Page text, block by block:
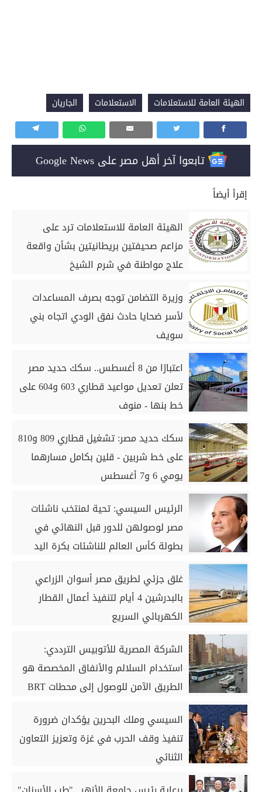
الهيئة العامة للاستعلامات الاستعلامات الجاريان
تابعوا آخر أهل مصر على Google News
إقرأ أيضاً
الهيئة العامة للاستعلامات ترد على
مزاعم صحيفتين بريطانيتين بشأن واقعة
علاج مواطنة في شرم الشيخ
وزيرة التضامن توجه بصرف المساعدات
لأسر ضحايا حادث نفق الودي اتجاه بني
سويف
اعتبارًا من 8 أغسطس.. سكك حديد مصر
تعلن تعديل مواعيد قطاري 603 و604 على
خط بنها - منوف
سكك حديد مصر: تشغيل قطاري 809 و810
على خط شربين - قلين بكامل مسارهما
يومي 6 و7 أغسطس
الرئيس السيسي: تحية لمنتخب ناشئات
مصر لوصولهن للدور قبل النهائي في
بطولة كأس العالم للناشئات بكرة اليد
غلق جزئي لطريق مصر أسوان الزراعي
بالبدرشين 4 أيام لتنفيذ أعمال القطار
الكهربائي السريع
الشركة المصرية للأتوبيس الترددي:
استخدام السلالم والأنفاق المخصصة هو
الطريق الآمن للوصول إلى محطات BRT
السيسي وملك البحرين يؤكدان ضرورة
تنفيذ وقف الحرب في غزة وتعزيز التعاون
الثنائي